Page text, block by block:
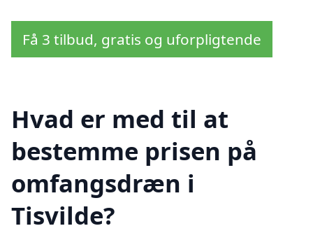
Få 3 tilbud, gratis og uforpligtende
Hvad er med til at
bestemme prisen på
omfangsdræn i
Tisvilde?